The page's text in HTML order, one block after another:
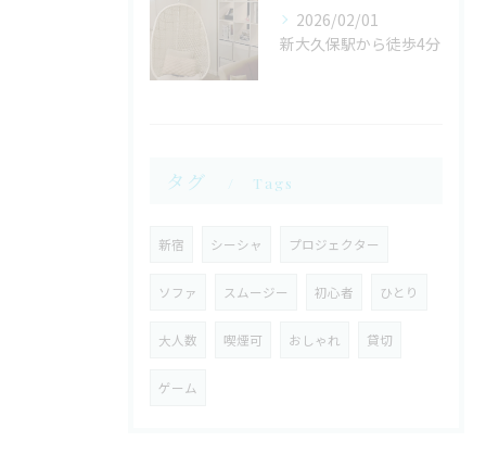
2026/02/01
新大久保駅から徒歩4分
タグ Tags
新宿 シーシャ プロジェクター
ソファ スムージー 初心者 ひとり
大人数 喫煙可 おしゃれ 貸切
ゲーム